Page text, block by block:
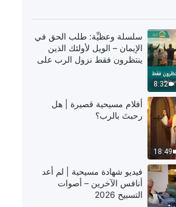
ترنيمة ورقصة – لا قلبَ أفضلُ من قلبِ
الله
ترنيمة ورقصة – قد أحضر الله مجده
إلى الشرق
ترنيمة ورقصة – لن تتغير قط محبتي
لله
8:32
سلسلة وعظيِّة: طلب الحق في
الإيمان – الويل لأولئك الذين
ينتظرون فقط نزول الرب على
18:49
أفلام مسيحية قصيرة | هل
رحبتَ بالرب؟
فيديو شهادة مسيحية | لم أعد
أنافس الآخرين – أصوات
التسبيح 2026